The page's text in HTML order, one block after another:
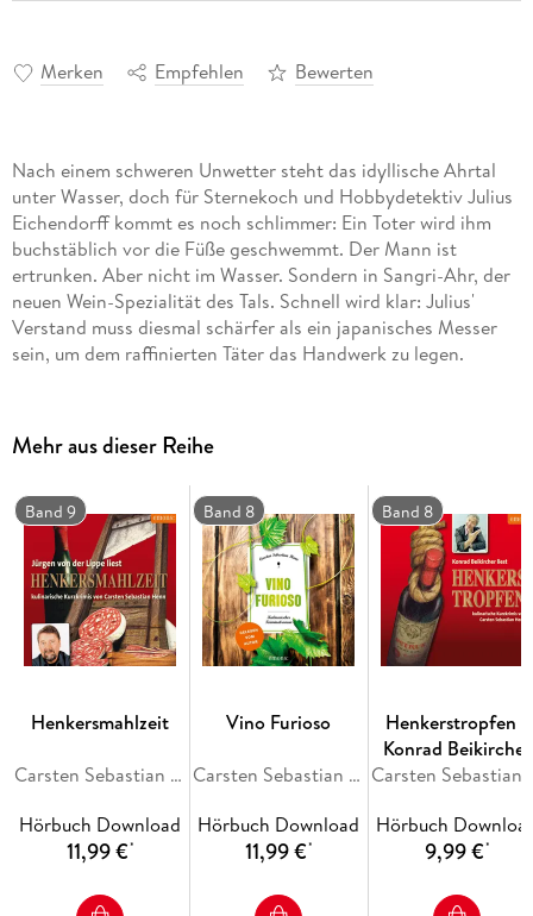
Merken Empfehlen Bewerten
Nach einem schweren Unwetter steht das idyllische Ahrtal
unter Wasser, doch für Sternekoch und Hobbydetektiv Julius
Eichendorff kommt es noch schlimmer: Ein Toter wird ihm
buchstäblich vor die Füße geschwemmt. Der Mann ist
ertrunken. Aber nicht im Wasser. Sondern in Sangri-Ahr, der
neuen Wein-Spezialität des Tals. Schnell wird klar: Julius'
Verstand muss diesmal schärfer als ein japanisches Messer
sein, um dem raffinierten Täter das Handwerk zu legen.
Mehr aus dieser Reihe
Band 9
Henkersmahlzeit
Carsten Sebastian Henn
Hörbuch Download
11,99 €*
Band 8
Vino Furioso
Carsten Sebastian Henn
Hörbuch Download
11,99 €*
Band 8
Henkerstropfen -
Konrad Beikircher
liest
Hörbuch
9,99 €*